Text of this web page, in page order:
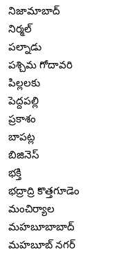
నిజామాబాద్
నిర్మల్
పల్నాడు
పశ్చిమ గోదావరి
పిల్లలకు
పెద్దపల్లి
ప్రకాశం
బాపట్ల
బిజినెస్
భక్తి
భద్రాద్రి కొత్తగూడెం
మంచిర్యాల
మహబూబాబాద్
మహబూబ్ నగర్